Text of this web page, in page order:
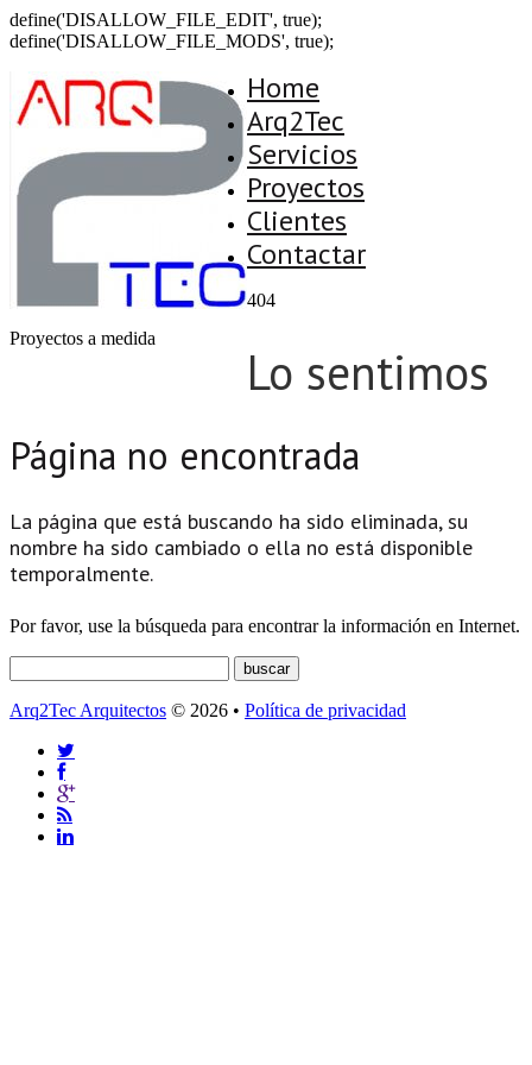
define('DISALLOW_FILE_EDIT', true);
define('DISALLOW_FILE_MODS', true);
Proyectos a medida
Home
Arq2Tec
Servicios
Proyectos
Clientes
Contactar
404
Lo sentimos
Página no encontrada
La página que está buscando ha sido eliminada, su
nombre ha sido cambiado o ella no está disponible
temporalmente.
Por favor, use la búsqueda para encontrar la información en Internet.
Arq2Tec Arquitectos © 2026 • Política de privacidad